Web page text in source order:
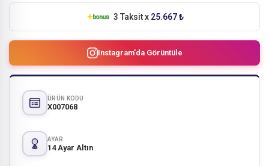
3 Taksit x 25.667 ₺
Instagram'da Görüntüle
ÜRÜN KODU
X007068
AYAR
14 Ayar Altın